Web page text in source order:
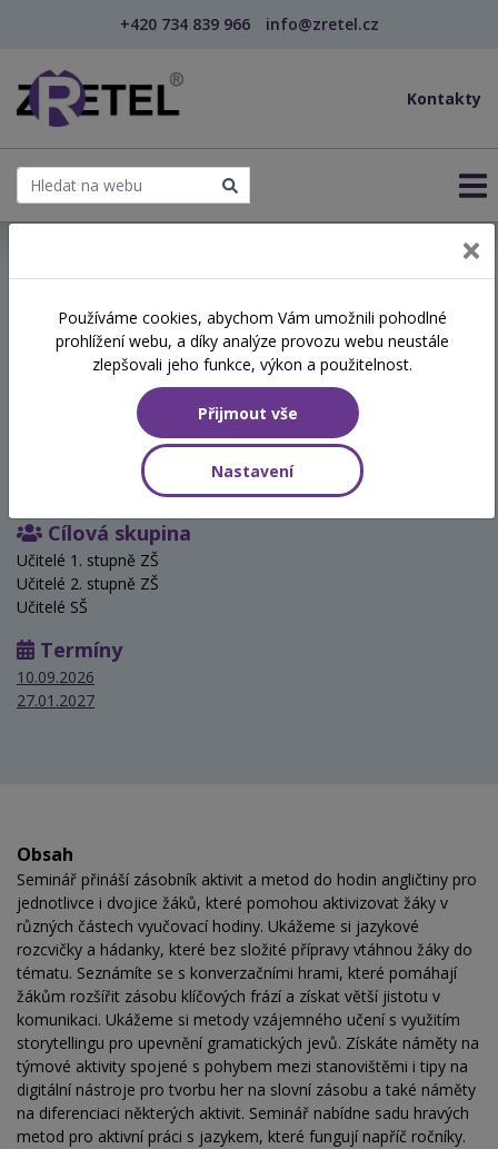
+420 734 839 966 info@zretel.cz
Kontakty
šablony
Aktivity a hry pro poutavé
hodiny angličtiny (webinář)
Hodinová dotace
4 vyučovací hodiny
Cílová skupina
Učitelé 1. stupně ZŠ
Učitelé 2. stupně ZŠ
Učitelé SŠ
Termíny
10.09.2026
27.01.2027
Obsah
Seminář přináší zásobník aktivit a metod do hodin angličtiny pro
jednotlivce i dvojice žáků, které pomohou aktivizovat žáky v
různých částech vyučovací hodiny. Ukážeme si jazykové
rozcvičky a hádanky, které bez složité přípravy vtáhnou žáky do
tématu. Seznámíte se s konverzačními hrami, které pomáhají
žákům rozšířit zásobu klíčových frází a získat větší jistotu v
komunikaci. Ukážeme si metody vzájemného učení s využitím
storytellingu pro upevnění gramatických jevů. Získáte náměty na
týmové aktivity spojené s pohybem mezi stanovištěmi i tipy na
digitální nástroje pro tvorbu her na slovní zásobu a také náměty
na diferenciaci některých aktivit. Seminář nabídne sadu hravých
metod pro aktivní práci s jazykem, které fungují napříč ročníky.
Používáme cookies, abychom Vám umožnili pohodlné
prohlížení webu, a díky analýze provozu webu neustále
zlepšovali jeho funkce, výkon a použitelnost.
Přijmout vše
Nastavení